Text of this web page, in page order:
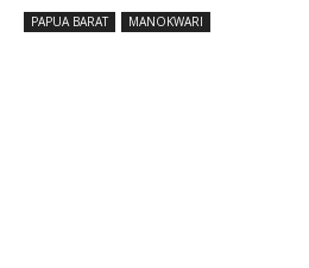
PAPUA BARAT MANOKWARI